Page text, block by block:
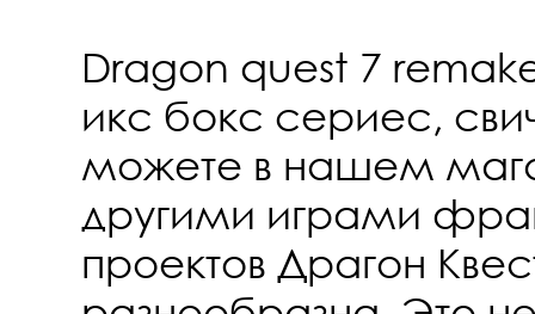
Dragon quest 7
икс бокс сериес,
можете в нашем
другими играми
проектов Драгон